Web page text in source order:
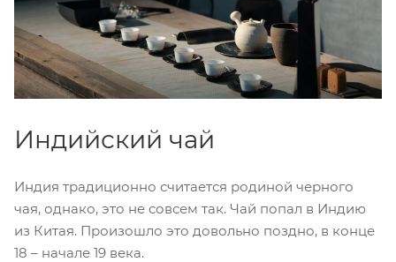
Индийский чай
Индия традиционно считается родиной черного
чая, однако, это не совсем так. Чай попал в Индию
из Китая. Произошло это довольно поздно, в конце
18 – начале 19 века.